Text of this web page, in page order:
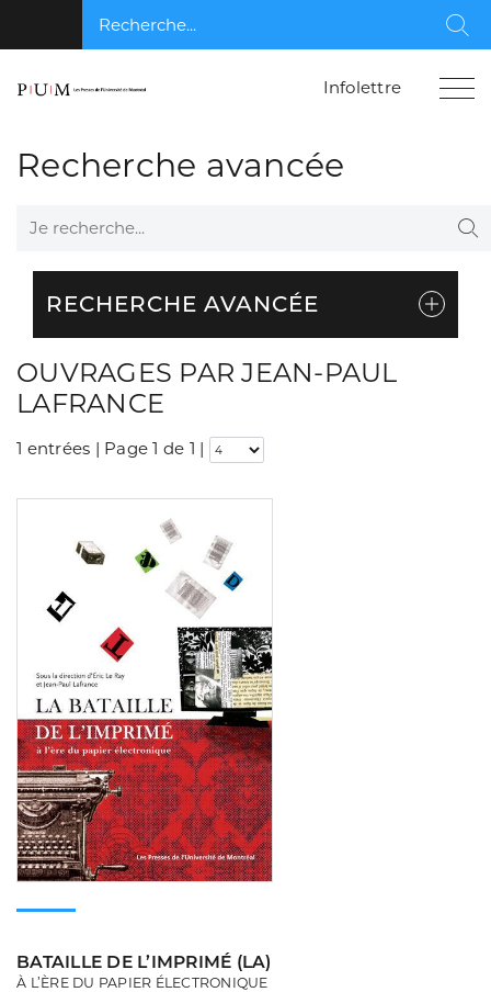
Recherche...
Infolettre
Recherche avancée
Je recherche...
RECHERCHE AVANCÉE
OUVRAGES PAR JEAN-PAUL
LAFRANCE
1 entrées | Page 1 de 1 |
BATAILLE DE L’IMPRIMÉ (LA)
À L’ÈRE DU PAPIER ÉLECTRONIQUE